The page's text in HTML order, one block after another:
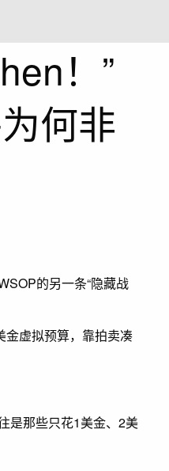
！”
何非
的另一条“隐藏战
金虚拟预算，靠拍卖凑
是那些只花1美金、2美